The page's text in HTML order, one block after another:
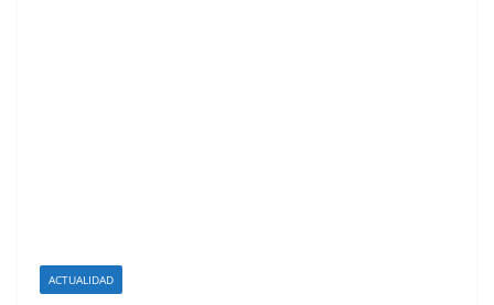
ACTUALIDAD